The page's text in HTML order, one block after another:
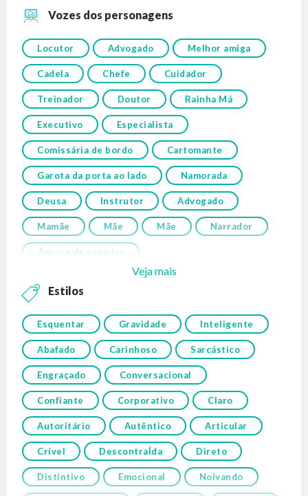
Vozes dos personagens
Locutor Advogado Melhor amiga
Cadela Chefe Cuidador
Treinador Doutor Rainha Má
Executivo Especialista
Comissária de bordo Cartomante
Garota da porta ao lado Namorada
Deusa Instrutor Advogado
Mamãe Mãe Mãe Narrador
Âncora de notícias
Veja mais
Estilos
Esquentar Gravidade Inteligente
Abafado Carinhoso Sarcástico
Engraçado Conversacional
Confiante Corporativo Claro
Autoritário Autêntico Articular
Crível DescontraÍda Direto
Distintivo Emocional Noivando